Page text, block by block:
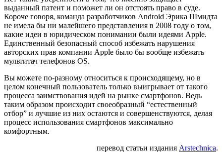
выданный патент и поможет ли он отстоять право в суде.
Короче говоря, команда разработчиков Android Эрика Шмидта
не имела бы ни малейшего представления в 2008 году о том,
какие идеи в юридическом понимании были идеями Apple.
Единственный безопасный способ избежать нарушения
авторских прав компании Apple было бы вообще избежать
мультитач телефонов OS.
Вы можете по-разному относиться к происходящему, но в
целом конечный пользователь только выигрывает от такого
процесса заимствования идей на рынке смартфонов. Ведь
таким образом происходит своеобразный “естественный
отбор” и лучшие из них остаются и совершенствуются, делая
процесс использования смартфонов максимально
комфортным.
перевод статьи издания Arstechnica.